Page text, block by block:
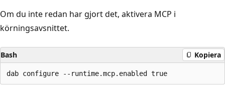
Om du inte redan har gjort det, aktivera MCP i
körningsavsnittet.
Bash Kopiera